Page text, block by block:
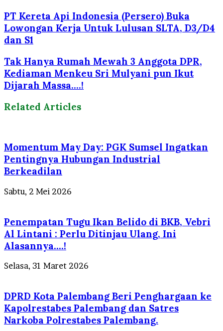
PT Kereta Api Indonesia (Persero) Buka
Lowongan Kerja Untuk Lulusan SLTA, D3/D4
dan S1
Tak Hanya Rumah Mewah 3 Anggota DPR,
Kediaman Menkeu Sri Mulyani pun Ikut
Dijarah Massa....!
Related Articles
Momentum May Day: PGK Sumsel Ingatkan
Pentingnya Hubungan Industrial
Berkeadilan
Sabtu, 2 Mei 2026
Penempatan Tugu Ikan Belido di BKB, Vebri
Al Lintani : Perlu Ditinjau Ulang, Ini
Alasannya….!
Selasa, 31 Maret 2026
DPRD Kota Palembang Beri Penghargaan ke
Kapolrestabes Palembang dan Satres
Narkoba Polrestabes Palembang.